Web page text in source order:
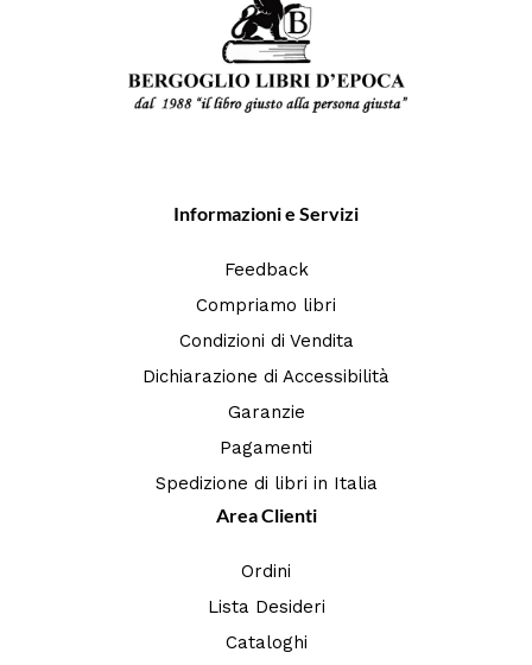
Informazioni e Servizi
Feedback
Compriamo libri
Condizioni di Vendita
Dichiarazione di Accessibilità
Garanzie
Pagamenti
Spedizione di libri in Italia
Area Clienti
Ordini
Lista Desideri
Cataloghi